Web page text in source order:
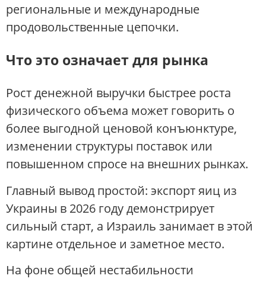
региональные и международные
продовольственные цепочки.
Что это означает для рынка
Рост денежной выручки быстрее роста
физического объема может говорить о
более выгодной ценовой конъюнктуре,
изменении структуры поставок или
повышенном спросе на внешних рынках.
Главный вывод простой: экспорт яиц из
Украины в 2026 году демонстрирует
сильный старт, а Израиль занимает в этой
картине отдельное и заметное место.
На фоне общей нестабильности